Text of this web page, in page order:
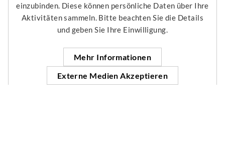
einzubinden. Diese können persönliche Daten über Ihre
Aktivitäten sammeln. Bitte beachten Sie die Details
und geben Sie Ihre Einwilligung.
Mehr Informationen
Externe Medien Akzeptieren